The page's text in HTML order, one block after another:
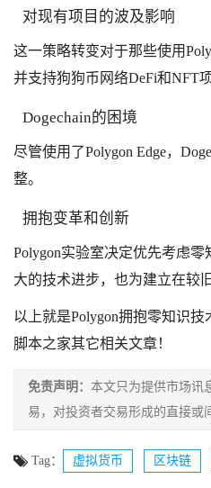
对现有项目的波及影响
这一策略转变对于那些使用
并支持狗狗币网络DeFi和NFT
Dogechain的困境
尽管使用了Polygon Edge，
整。
拥抱变革和创新
Polygon实验室决定优先考虑
大的技术进步，也为建立在较
以上就是Polygon拥抱零知识
脚本之家其它相关文章！
免责声明： 本文只为提供市场讯
易，对投资者交易形成的直接或
Tag： 虚拟货币 区块链